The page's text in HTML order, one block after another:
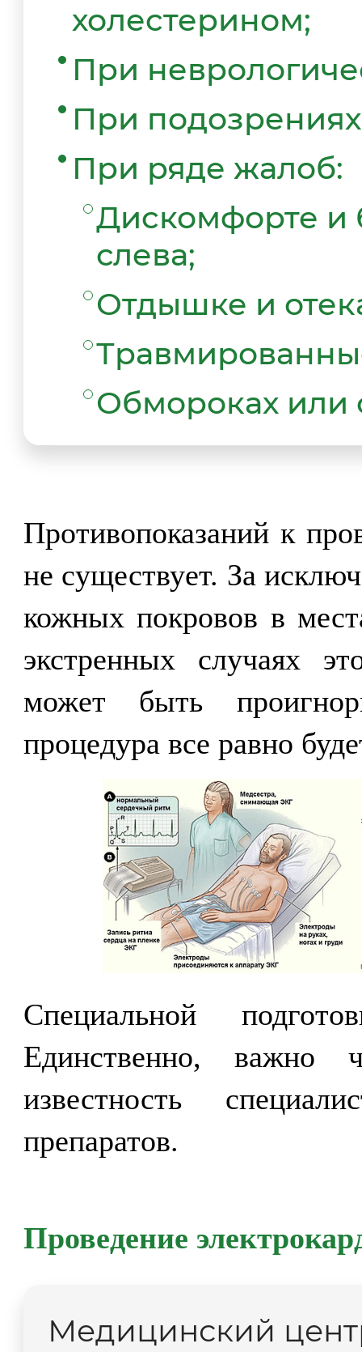
холестерином;
При
При
При ряде жалоб:
Дискомфорте и
слева;
Отдышке и
Обмороках или
Противопоказаний к
не существует. За
кожных покровов в
экстренных случаях
может быть
процедура все равно
Специальной
Единственно, важно
известность
препаратов.
Проведение
Медицинский